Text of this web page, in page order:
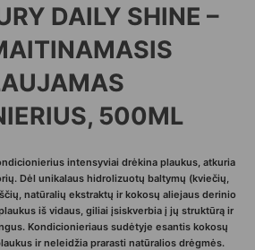
DAILY SHINE –
500ML
intensyviai drėkina plaukus, atkuria
Dėl unikalaus hidrolizuotų baltymų (kviečių,
natūralių ekstraktų ir kokosų aliejaus derinio
iš vidaus, giliai įsiskverbia į jų struktūrą ir
Kondicionieriaus sudėtyje esantis kokosų
ir neleidžia prarasti natūralios drėgmės.